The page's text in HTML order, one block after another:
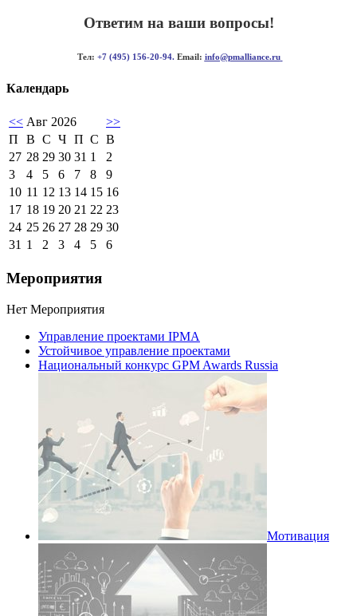
Ответим на ваши вопросы!
Тел: +7 (495) 156-20-94. Email: info@pmalliance.ru
Календарь
<< Авг 2026
>>
П
В С Ч П С В
27 28 29 30 31 1
2
3
4 5 6 7 8
9
10 11 12 13 14 15 16
17 18 19 20 21 22 23
24 25 26 27 28 29 30
31 1 2 3 4 5 6
Мероприятия
Нет Мероприятия
Управление проектами IPMA
Устойчивое управление проектами
Национальный конкурс GPM Awards Russia
Мотивация